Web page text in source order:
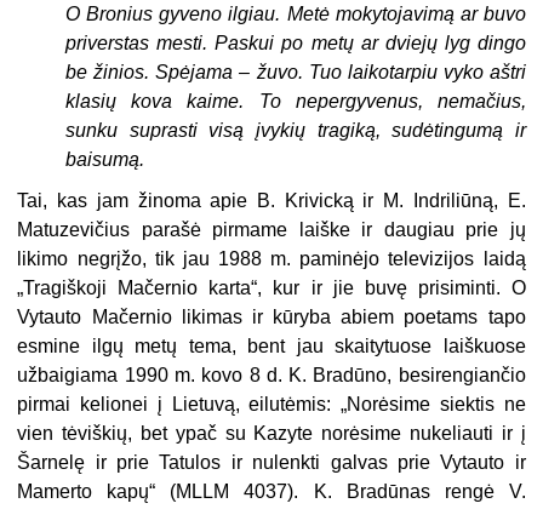
O Bronius gyveno ilgiau. Metė mokytojavimą ar buvo
priverstas mesti. Paskui po metų ar dviejų lyg dingo
be žinios. Spėjama – žuvo. Tuo laikotarpiu vyko aštri
klasių kova kaime. To nepergyvenus, nemačius,
sunku suprasti visą įvykių tragiką, sudėtingumą ir
baisumą.
Tai, kas jam žinoma apie B. Krivicką ir M. Indriliūną, E.
Matuzevičius parašė pirmame laiške ir daugiau prie jų
likimo negrįžo, tik jau 1988 m. paminėjo televizijos laidą
„Tragiškoji Mačernio karta“, kur ir jie buvę prisiminti. O
Vytauto Mačernio likimas ir kūryba abiem poetams tapo
esmine ilgų metų tema, bent jau skaitytuose laiškuose
užbaigiama 1990 m. kovo 8 d. K. Bradūno, besirengiančio
pirmai kelionei į Lietuvą, eilutėmis: „Norėsime siektis ne
vien tėviškių, bet ypač su Kazyte norėsime nukeliauti ir į
Šarnelę ir prie Tatulos ir nulenkti galvas prie Vytauto ir
Mamerto kapų“ (MLLM 4037). K. Bradūnas rengė V.